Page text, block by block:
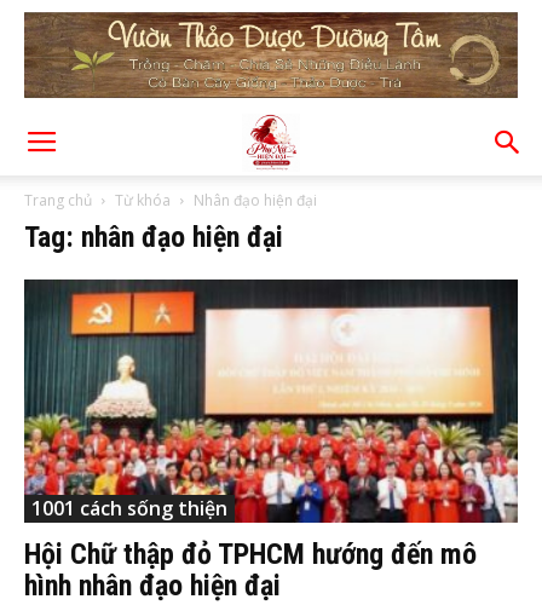
Trang chủ Từ khóa Nhân đạo hiện đại
Tag: nhân đạo hiện đại
1001 cách sống thiện
Hội Chữ thập đỏ TPHCM hướng đến mô
hình nhân đạo hiện đại